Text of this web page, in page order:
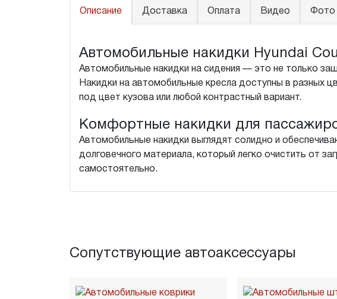
Описание Доставка Оплата Видео Фото
Автомобильные накидки Hyundai
Автомобильные накидки на сидения — это не только
Накидки на автомобильные кресла доступны в разных
под цвет кузова или любой контрастный вариант.
Комфортные накидки для
Автомобильные накидки выглядят солидно и
долговечного материала, который легко очистить от
самостоятельно.
Сопутствующие автоаксессуары